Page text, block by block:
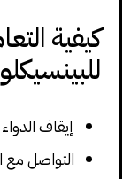
كيفية
إيقاف
التواصل مع